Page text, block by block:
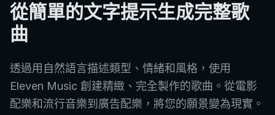
從簡單的文字提示生成完整歌
曲
透過用自然語言描述類型、情緒和風格，使用
Eleven Music 創建精緻、完全製作的歌曲。從電影
配樂和流行音樂到廣告配樂，將您的願景變為現實。